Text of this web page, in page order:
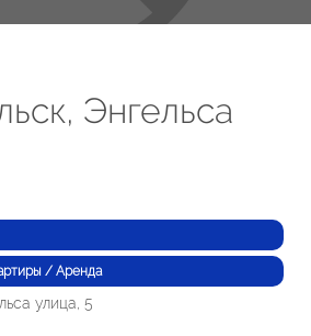
Энгельса
/ Аренда
улица, 5